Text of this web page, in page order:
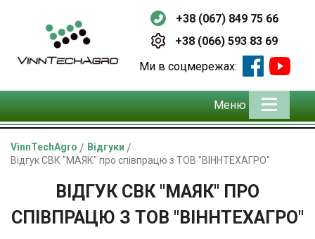
Меню
Ми в соцмережах:
+38 (067) 849 75 66
+38 (066) 593 83 69
VinnTechAgro / Відгуки /
Відгук СВК "МАЯК" про співпрацю з ТОВ "ВІННТЕХАГРО"
ВІДГУК СВК "МАЯК" ПРО
СПІВПРАЦЮ З ТОВ "ВІННТЕХАГРО"